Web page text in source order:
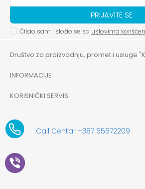
PRIJAVITE SE
Čitao sam i složio se sa uslovima
Društvo za proizvodnju, promet i usluge
HILANDARSKA 32, ISTOČNO NOVO
aksaonlinebih@aksabih.ba
5514802214205743
61-01-0052-11
11079253
INFORMACIJE
Zaposlenje
Saradnja
KORISNIČKI SERVIS
Uslovi korišćenja i prodaje
Kako kupiti
Call Centar +387 65672209